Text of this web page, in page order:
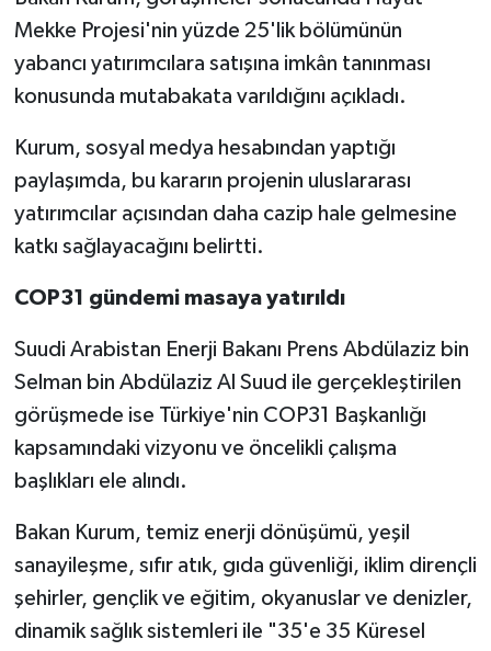
Mekke Projesi'nin yüzde 25'lik bölümünün
yabancı yatırımcılara satışına imkân tanınması
konusunda mutabakata varıldığını açıkladı.
Kurum, sosyal medya hesabından yaptığı
paylaşımda, bu kararın projenin uluslararası
yatırımcılar açısından daha cazip hale gelmesine
katkı sağlayacağını belirtti.
COP31 gündemi masaya yatırıldı
Suudi Arabistan Enerji Bakanı Prens Abdülaziz bin
Selman bin Abdülaziz Al Suud ile gerçekleştirilen
görüşmede ise Türkiye'nin COP31 Başkanlığı
kapsamındaki vizyonu ve öncelikli çalışma
başlıkları ele alındı.
Bakan Kurum, temiz enerji dönüşümü, yeşil
sanayileşme, sıfır atık, gıda güvenliği, iklim dirençli
şehirler, gençlik ve eğitim, okyanuslar ve denizler,
dinamik sağlık sistemleri ile "35'e 35 Küresel